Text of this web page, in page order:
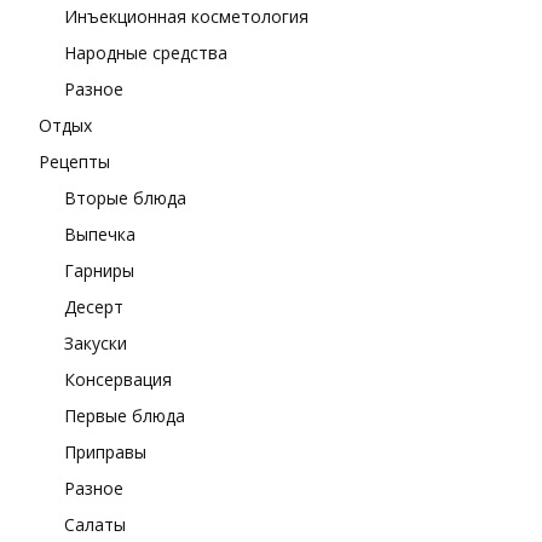
Инъекционная косметология
Народные средства
Разное
Отдых
Рецепты
Вторые блюда
Выпечка
Гарниры
Десерт
Закуски
Консервация
Первые блюда
Приправы
Разное
Салаты